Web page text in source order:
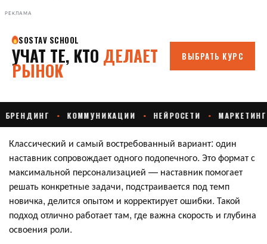
РЕКЛАМА
Классический и самый востребованный вариант: один
наставник сопровождает одного подопечного. Это формат с
максимальной персонализацией — наставник помогает
решать конкретные задачи, подстраивается под темп
новичка, делится опытом и корректирует ошибки. Такой
подход отлично работает там, где важна скорость и глубина
освоения роли.